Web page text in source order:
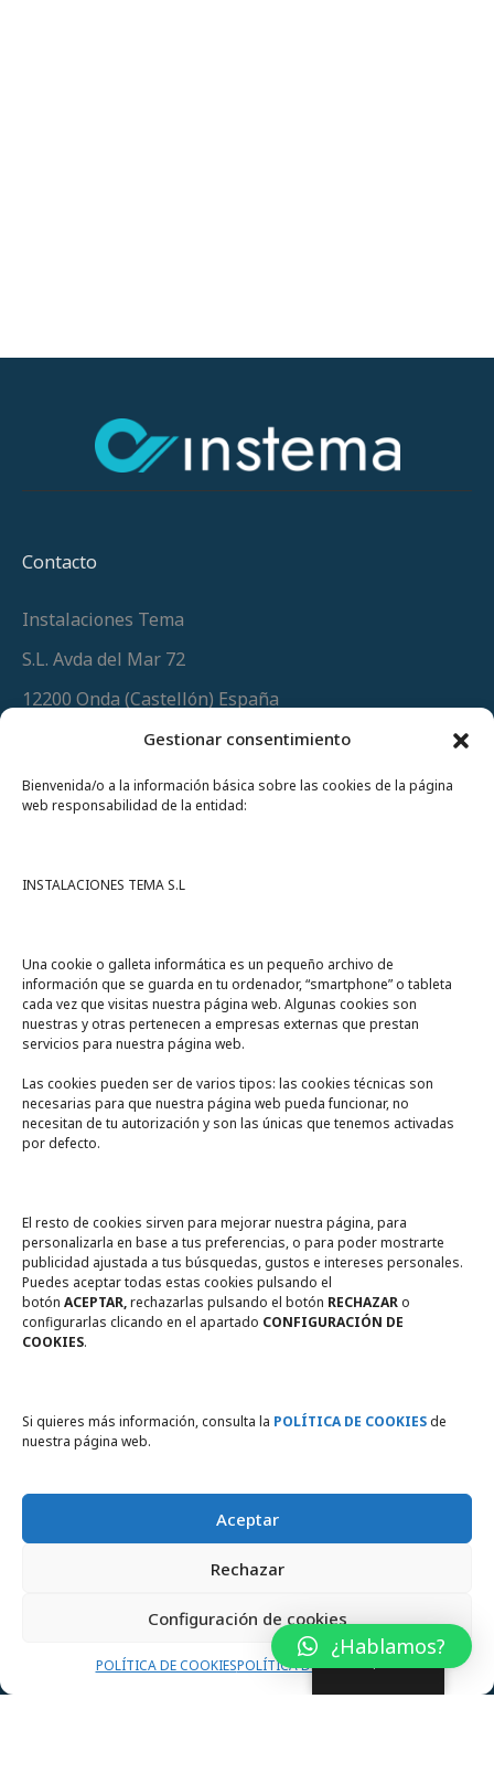
Gestionar consentimiento
Bienvenida/o a la información básica sobre las cookies de la página
web responsabilidad de la entidad:
INSTALACIONES TEMA S.L
Una cookie o galleta informática es un pequeño archivo de
información que se guarda en tu ordenador, “smartphone” o tableta
cada vez que visitas nuestra página web. Algunas cookies son
nuestras y otras pertenecen a empresas externas que prestan
servicios para nuestra página web.
Las cookies pueden ser de varios tipos: las cookies técnicas son
necesarias para que nuestra página web pueda funcionar, no
necesitan de tu autorización y son las únicas que tenemos activadas
por defecto.
El resto de cookies sirven para mejorar nuestra página, para
personalizarla en base a tus preferencias, o para poder mostrarte
publicidad ajustada a tus búsquedas, gustos e intereses personales.
Puedes aceptar todas estas cookies pulsando el
botón ACEPTAR,rechazarlas pulsando el botón RECHAZARo
configurarlas clicando en el apartado CONFIGURACIÓN DE
COOKIES.
Si quieres más información, consulta la POLÍTICA DE COOKIESde
nuestra página web.
Aceptar
Rechazar
Configuración de cookies
POLÍTICA DE COOKIESPOLÍTICA DE PRIVACIDAD
Contacto
Instalaciones Tema
S.L. Avda del Mar 72
12200 Onda (Castellón) España
(+34) 964 60 34 34
Urgencias y whatsapp649 406 493
A un click
Tienda online Legal
Política de privacidad
Política de Cookies
Instema motores eléctricos para la industria © 2026. Todos los
derechos reservados
¿Hablamos?